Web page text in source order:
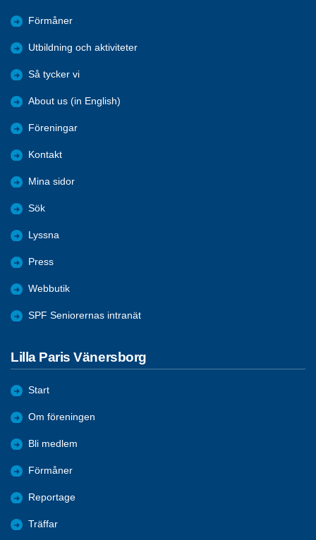
Förmåner
Utbildning och aktiviteter
Så tycker vi
About us (in English)
Föreningar
Kontakt
Mina sidor
Sök
Lyssna
Press
Webbutik
SPF Seniorernas intranät
Lilla Paris Vänersborg
Start
Om föreningen
Bli medlem
Förmåner
Reportage
Träffar